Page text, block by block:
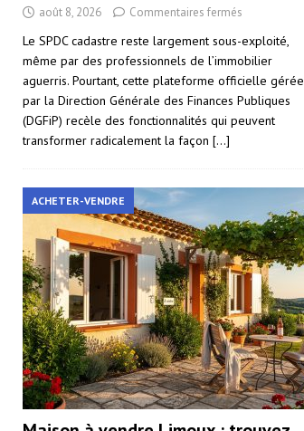
août 8, 2026 Commentaires fermés
Le SPDC cadastre reste largement sous-exploité,
même par des professionnels de l’immobilier
aguerris. Pourtant, cette plateforme officielle gérée
par la Direction Générale des Finances Publiques
(DGFiP) recèle des fonctionnalités qui peuvent
transformer radicalement la façon […]
ACHETER-VENDRE